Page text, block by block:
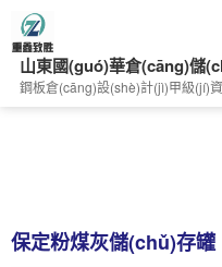
山東國(guó)華倉(cāng)儲
鋼板倉(cāng)設(shè)計(jì)甲級
保定粉煤灰儲(chǔ)存罐